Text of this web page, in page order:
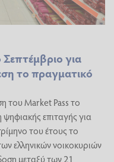
για
το πραγματικό
του Market Pass το
επιταγής για
του έτους το
ελληνικών νοικοκυριών
μεταξύ των 21